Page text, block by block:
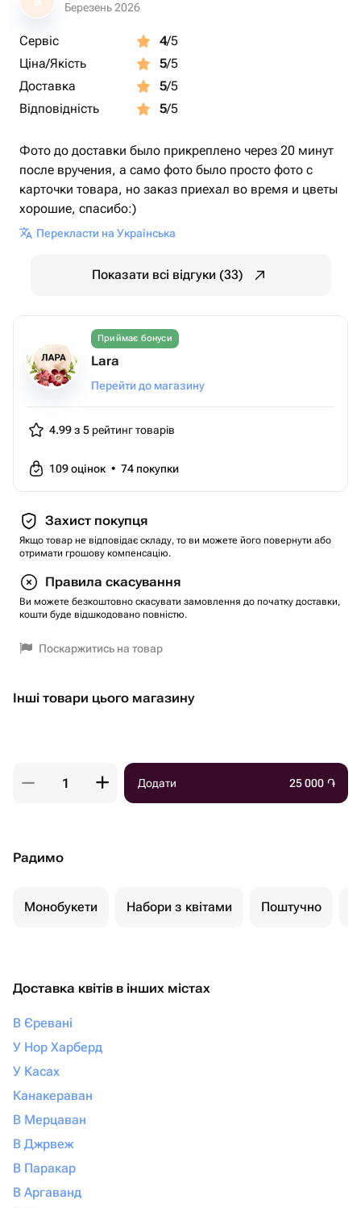
Березень 2026
Сервіс 4/5
Ціна/Якість
5/5
Доставка
5/5
Відповідність
5/5
Фото до доставки было прикреплено через 20 минут
после вручения, а само фото было просто фото с
карточки товара, но заказ приехал во время и цветы
хорошие, спасибо:)
Перекласти на Українська
Показати всі відгуки (33)
Приймає бонуси
Lara
Перейти до магазину
4.99 з 5 рейтинг товарів
109оцінок • 74 покупки
Захист покупця
Якщо товар не відповідає складу, то ви можете його повернути або
отримати грошову компенсацію.
Правила скасування
Ви можете безкоштовно скасувати замовлення до початку доставки,
кошти буде відшкодовано повністю.
Поскаржитись на товар
Інші товари цього магазину
Додати 25 000 ֏
Радимо
Монобукети Набори з квітами Поштучно
Доставка квітів в інших містах
В Єревані
У Нор Харберд
У Касах
Канакераван
В Мерцаван
В Джрвеж
В Паракар
В Аргаванд